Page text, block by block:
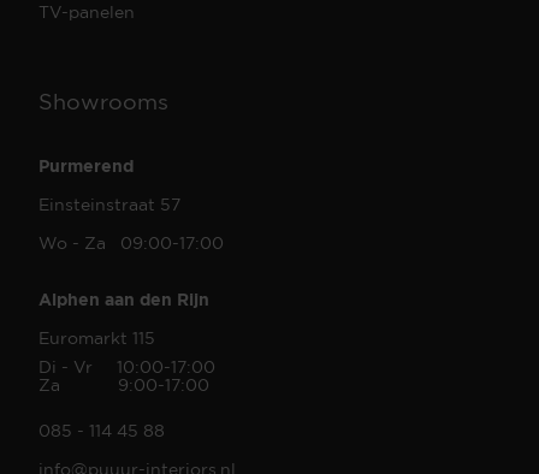
TV-panelen
Showrooms
Purmerend
Einsteinstraat 57
Wo - Za 09:00-17:00
Alphen aan den Rijn
Euromarkt 115
Di - Vr 10:00-17:00
Za 9:00-17:00
085 - 114 45 88
info@puuur-interiors.nl